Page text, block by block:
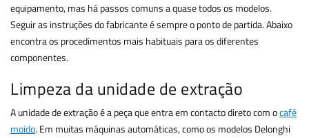
equipamento, mas há passos comuns a quase todos os modelos.
Seguir as instruções do fabricante é sempre o ponto de partida. Abaixo
encontra os procedimentos mais habituais para os diferentes
componentes.
Limpeza da unidade de extração
A unidade de extração é a peça que entra em contacto direto com ocafé
moído. Em muitas máquinas automáticas, como os modelos Delonghi